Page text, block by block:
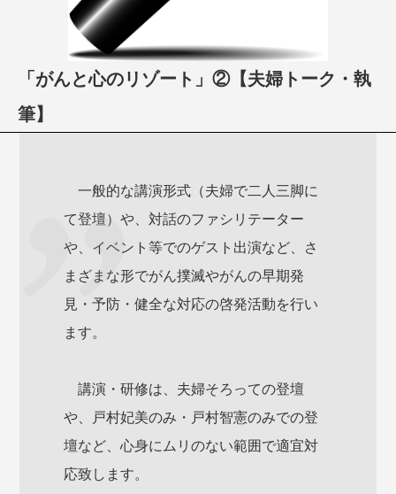
「がんと心のリゾート」②【夫婦トーク・執
筆】
一般的な講演形式（夫婦で二人三脚に
て登壇）や、対話のファシリテーター
や、イベント等でのゲスト出演など、さ
まざまな形でがん撲滅やがんの早期発
見・予防・健全な対応の啓発活動を行い
ます。
講演・研修は、夫婦そろっての登壇
や、戸村妃美のみ・戸村智憲のみでの登
壇など、心身にムリのない範囲で適宜対
応致します。